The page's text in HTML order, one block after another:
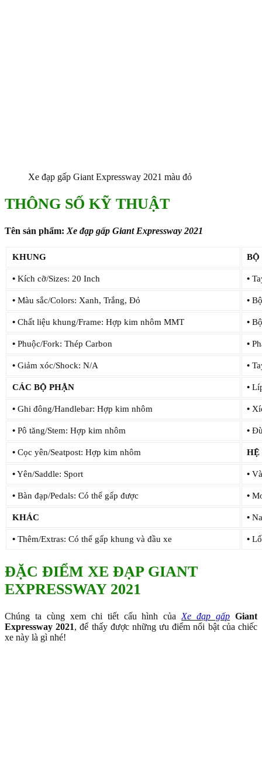
Xe đạp gấp Giant Expressway 2021 màu đỏ
THÔNG SỐ KỸ THUẬT
Tên sản phẩm: Xe đạp gấp Giant Expressway 2021
KHUNG BỘ
• Kích cỡ/Sizes: 20 Inch •
• Màu sắc/Colors: Xanh, Trắng, Đỏ •Bộ
• Chất liệu khung/Frame: Hợp kim nhôm MMT •Bộ
• Phuộc/Fork: Thép Carbon •
• Giảm xóc/Shock: N/A •
CÁC BỘ PHẬN •
• Ghi đông/Handlebar: Hợp kim nhôm •
• Pô tăng/Stem: Hợp kim nhôm •
• Cọc yên/Seatpost: Hợp kim nhôm HỆ
•Yên/Saddle: Sport •
• Bàn đạp/Pedals: Có thể gấp được •
KHÁC •
• Thêm/Extras: Có thể gấp khung và đầu xe •
ĐẶC ĐIỂM XE ĐẠP GIANT
EXPRESSWAY 2021
Chúng ta cùng xem chi tiết cấu hình của Xe đạp gấp Giant
Expressway 2021, để thấy được những ưu điểm nổi bật của chiếc
xe này là gì nhé!